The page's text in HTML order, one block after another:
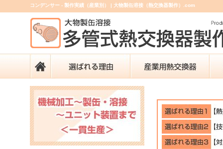
コンデンサー - 製作実績（産業別） | 大物製缶溶接（熱交換器製作）.com